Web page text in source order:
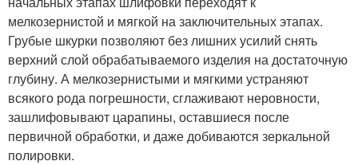
мелкозернистой и мягкой на заключительных этапах.
Грубые шкурки позволяют без лишних усилий снять
верхний слой обрабатываемого изделия на достаточную
глубину. А мелкозернистыми и мягкими устраняют
всякого рода погрешности, сглаживают неровности,
зашлифовывают царапины, оставшиеся после
первичной обработки, и даже добиваются зеркальной
полировки.